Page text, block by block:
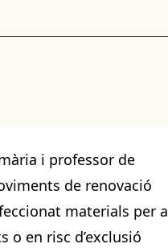
i professor de
de renovació
materials per a
o en risc d’exclusió